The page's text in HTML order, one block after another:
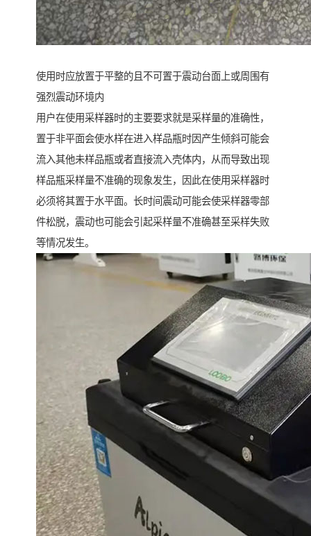
使用时应放置于平整的且不可置于震动台面上或周围有
强烈震动环境内
用户在使用采样器时的主要要求就是采样量的准确性，
置于非平面会使水样在进入样品瓶时因产生倾斜可能会
流入其他未样品瓶或者直接流入壳体内，从而导致出现
样品瓶采样量不准确的现象发生，因此在使用采样器时
必须将其置于水平面。长时间震动可能会使采样器零部
件松脱，震动也可能会引起采样量不准确甚至采样失败
等情况发生。